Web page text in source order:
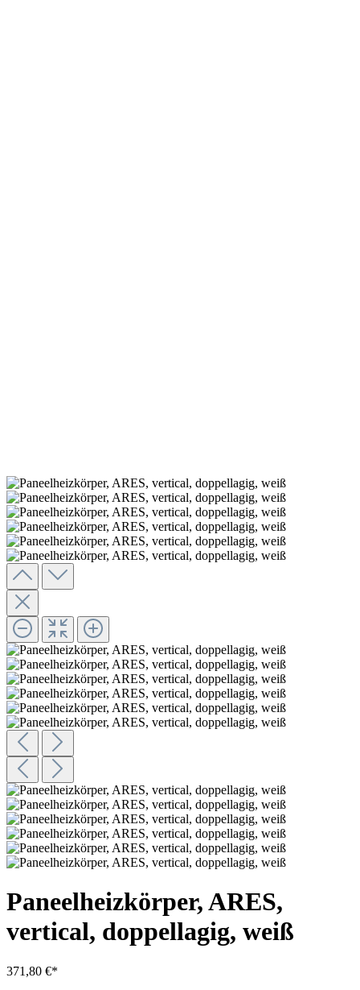
Paneelheizkörper, ARES,
vertical, doppellagig, weiß
371,80 €*